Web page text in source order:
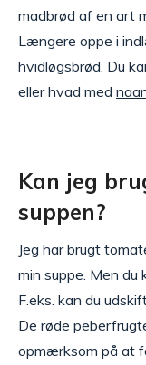
madbrød af en art
Længere oppe i
hvidløgsbrød. Du
eller hvad med
Kan jeg
suppen?
Jeg har brugt
min suppe. Men du
F.eks. kan du
De røde
opmærksom på at